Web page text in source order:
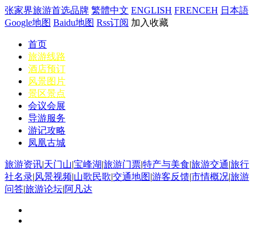
张家界旅游首选品牌 繁體中文 ENGLISH FRENCEH 日本語
Google地图 Baidu地图 Rss订阅 加入收藏
首页
旅游线路
酒店预订
风景图片
景区景点
会议会展
导游服务
游记攻略
凤凰古城
旅游资讯|天门山|宝峰湖|旅游门票|特产与美食|旅游交通|旅行
社名录|风景视频|山歌民歌|交通地图|游客反馈|市情概况|旅游
问答|旅游论坛|阿凡达